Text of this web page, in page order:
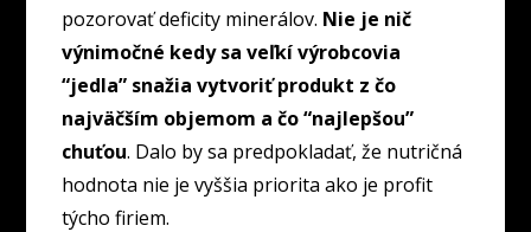
pozorovať deficity minerálov. Nie je nič
výnimočné kedy sa veľkí výrobcovia
“jedla” snažia vytvoriť produkt z čo
najväčším objemom a čo “najlepšou”
chuťou. Dalo by sa predpokladať, že nutričná
hodnota nie je vyššia priorita ako je profit
týcho firiem.